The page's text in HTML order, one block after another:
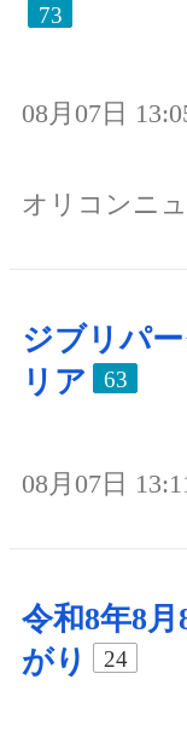
73
08月07日
オリコンニ
ジブリパ
リア
63
08月07日
令和8年8
がり
24